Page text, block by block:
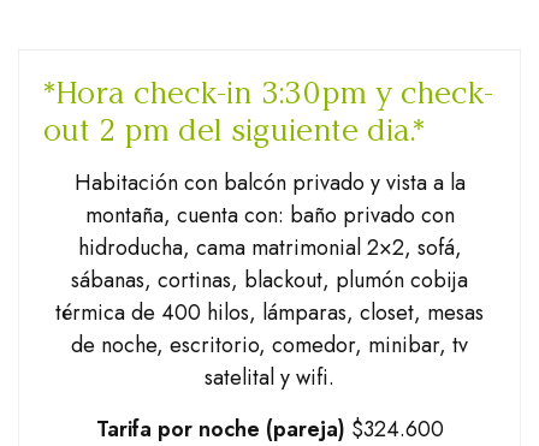
*Hora check-in 3:30pm y check-
out 2 pm del siguiente dia.*
Habitación con balcón privado y vista a la
montaña, cuenta con: baño privado con
hidroducha, cama matrimonial 2×2, sofá,
sábanas, cortinas, blackout, plumón cobija
térmica de 400 hilos, lámparas, closet, mesas
de noche, escritorio, comedor, minibar, tv
satelital y wifi.
Tarifa por noche (pareja) $324.600